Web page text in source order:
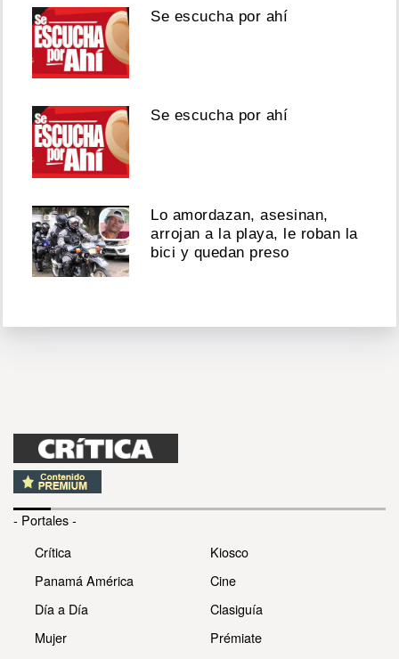
Se escucha por ahí
Se escucha por ahí
Lo amordazan, asesinan,
arrojan a la playa, le roban la
bici y quedan preso
- Portales -
Crítica
Panamá América
Día a Día
Mujer
Kiosco
Cine
Clasiguía
Prémiate